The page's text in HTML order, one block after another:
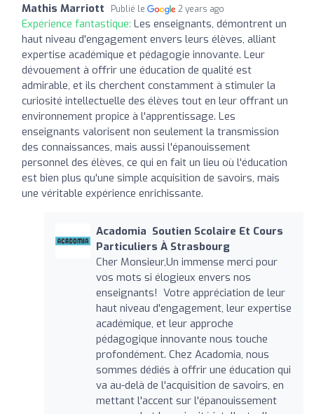
Mathis Marriott Publié le 2 years ago
Expérience fantastique: Les enseignants, démontrent un
haut niveau d'engagement envers leurs élèves, alliant
expertise académique et pédagogie innovante. Leur
dévouement à offrir une éducation de qualité est
admirable, et ils cherchent constamment à stimuler la
curiosité intellectuelle des élèves tout en leur offrant un
environnement propice à l'apprentissage. Les
enseignants valorisent non seulement la transmission
des connaissances, mais aussi l'épanouissement
personnel des élèves, ce qui en fait un lieu où l'éducation
est bien plus qu'une simple acquisition de savoirs, mais
une véritable expérience enrichissante.
Acadomia ‍ Soutien Scolaire Et Cours
Particuliers À Strasbourg
Cher Monsieur,Un immense merci pour
vos mots si élogieux envers nos
enseignants! Votre appréciation de leur
haut niveau d'engagement, leur expertise
académique, et leur approche
pédagogique innovante nous touche
profondément. Chez Acadomia, nous
sommes dédiés à offrir une éducation qui
va au-delà de l'acquisition de savoirs, en
mettant l'accent sur l'épanouissement